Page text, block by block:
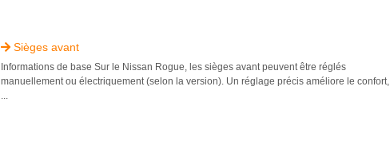
 Sièges avant
Informations de base Sur le Nissan Rogue, les sièges avant peuvent être réglés
manuellement ou électriquement (selon la version). Un réglage précis améliore le confort,
...